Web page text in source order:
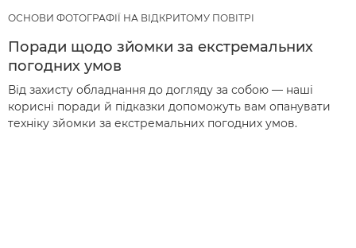
ОСНОВИ ФОТОГРАФІЇ НА ВІДКРИТОМУ ПОВІТРІ
Поради щодо зйомки за екстремальних
погодних умов
Від захисту обладнання до догляду за собою — наші
корисні поради й підказки допоможуть вам опанувати
техніку зйомки за екстремальних погодних умов.